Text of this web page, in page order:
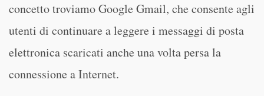
concetto troviamo Google Gmail, che consente agli
utenti di continuare a leggere i messaggi di posta
elettronica scaricati anche una volta persa la
connessione a Internet.